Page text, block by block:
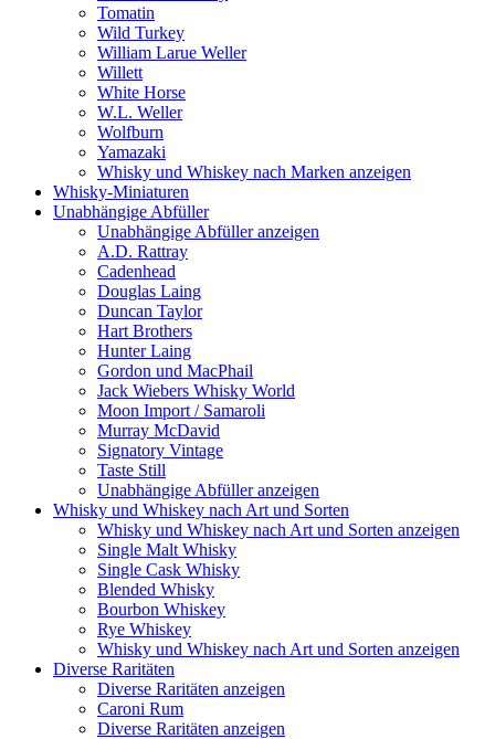
Tomatin
Wild Turkey
William Larue Weller
Willett
White Horse
W.L. Weller
Wolfburn
Yamazaki
Whisky und Whiskey nach Marken anzeigen
Whisky-Miniaturen
Unabhängige Abfüller
Unabhängige Abfüller anzeigen
A.D. Rattray
Cadenhead
Douglas Laing
Duncan Taylor
Hart Brothers
Hunter Laing
Gordon und MacPhail
Jack Wiebers Whisky World
Moon Import / Samaroli
Murray McDavid
Signatory Vintage
Taste Still
Unabhängige Abfüller anzeigen
Whisky und Whiskey nach Art und Sorten
Whisky und Whiskey nach Art und Sorten anzeigen
Single Malt Whisky
Single Cask Whisky
Blended Whisky
Bourbon Whiskey
Rye Whiskey
Whisky und Whiskey nach Art und Sorten anzeigen
Diverse Raritäten
Diverse Raritäten anzeigen
Caroni Rum
Diverse Raritäten anzeigen